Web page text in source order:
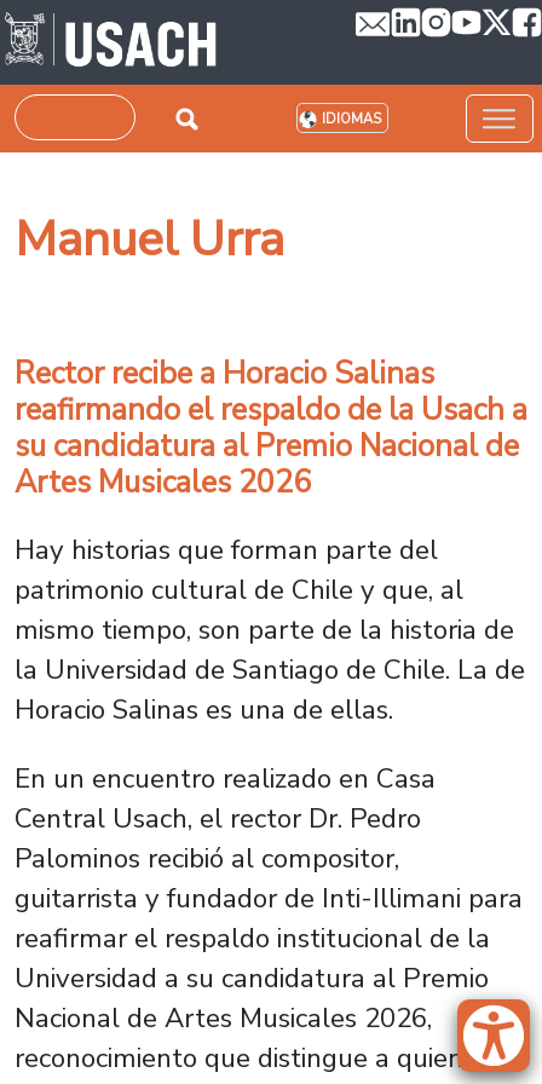
Pasar al contenido principal
Buscar IDIOMAS
Manuel Urra
Rector recibe a Horacio Salinas
reafirmando el respaldo de la Usach a
su candidatura al Premio Nacional de
Artes Musicales 2026
Hay historias que forman parte del
patrimonio cultural de Chile y que, al
mismo tiempo, son parte de la historia de
la Universidad de Santiago de Chile. La de
Horacio Salinas es una de ellas.
En un encuentro realizado en Casa
Central Usach, el rector Dr. Pedro
Palominos recibió al compositor,
guitarrista y fundador de Inti-Illimani para
reafirmar el respaldo institucional de la
Universidad a su candidatura al Premio
Nacional de Artes Musicales 2026,
reconocimiento que distingue a quienes